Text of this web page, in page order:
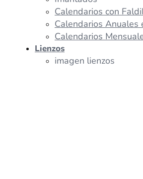
Calendarios con
Calendarios Anuales
Calendarios
Lienzos
imagen lienzos